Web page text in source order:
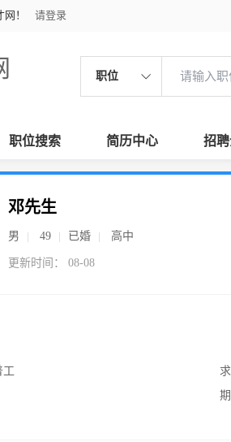
！ 请登录
职位
职位搜索 简历中心 招
邓先生
男 49 已婚 高中
更新时间： 08-08
工